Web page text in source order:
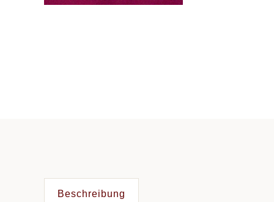
Beschreibung